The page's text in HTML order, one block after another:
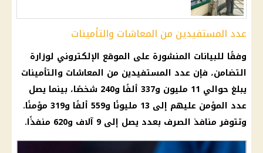
عدد المستفيدين من المعاشات والتأمينات
وفقًا للبيانات المنشورة على الموقع الإلكتروني لوزارة
التضامن، فإن عدد المستفيدين من المعاشات والتأمينات
يبلغ حوالي 11 مليون و337 ألفًا و240 شخصًا، بينما يصل
عدد المؤمن عليهم إلى 13 مليونًا و559 ألفًا و319 مؤمنًا.
وتتوفر منافذ الصرف بعدد يصل إلى 9 آلاف و620 منفذًا.